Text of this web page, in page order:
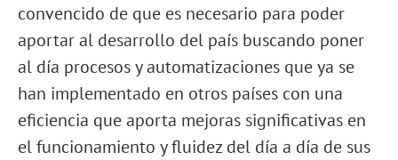
convencido de que es necesario para poder
aportar al desarrollo del país buscando poner
al día procesos y automatizaciones que ya se
han implementado en otros países con una
eficiencia que aporta mejoras significativas en
el funcionamiento y fluidez del día a día de sus